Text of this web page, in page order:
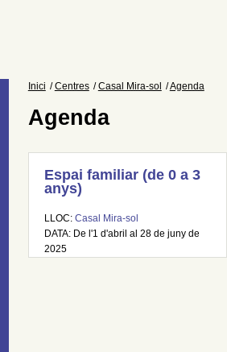
Inici Centres Casal Mira-sol Agenda
Agenda
Espai familiar (de 0 a 3
anys)
LLOC: Casal Mira-sol
DATA: De l'1 d'abril al 28 de juny de
2025